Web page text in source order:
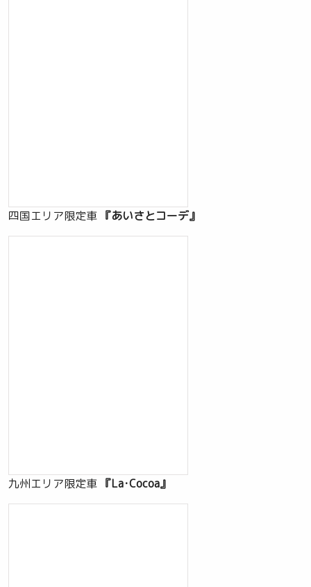
四国エリア限定車 『あいさとコーデ』
九州エリア限定車 『La･Cocoa』